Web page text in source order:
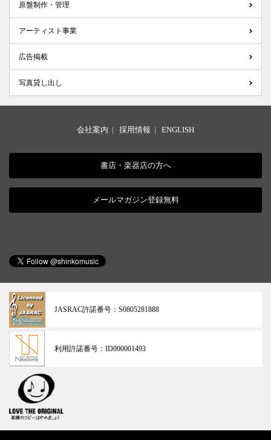
原盤制作・管理
アーティスト事業
広告掲載
写真貸し出し
会社案内 | 採用情報 | ENGLISH
書店・楽器店の方へ
メールマガジン登録無料
JASRAC許諾番号： S0805281888
利用許諾番号： ID000001493